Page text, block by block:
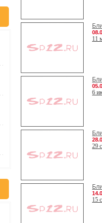
11
6
29
15